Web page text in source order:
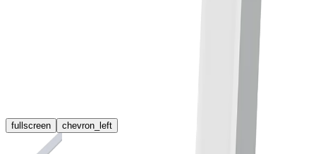
fullscreen chevron_left